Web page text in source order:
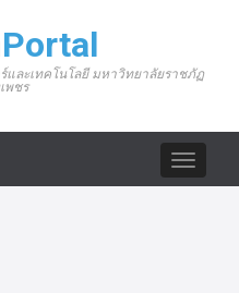
Portal
ละเทคโนโลยี มหาวิทยาลัยราชภัฏ
พชร
Toggle